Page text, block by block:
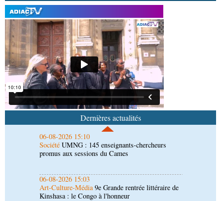
Dernières actualités
06-08-2026 16:37
SociétéDiaspora : rencontre des Congolais de
l'étranger à Brazzaville
06-08-2026 15:29
ÉconomieAgriculture : Denis Sassou N'Guesso
lance la deuxième édition de la Grande foire
agricole du Congo
06-08-2026 15:10
UMNG : 145 enseignants-chercheurs
promus aux sessions du Cames
06-08-2026 15:03
Art-Culture-Média9e Grande rentrée littéraire de
Kinshasa : le Congo à l'honneur
06-08-2026 15:03
SociétéProjet PSIPJ : des formateurs en
apprentissage